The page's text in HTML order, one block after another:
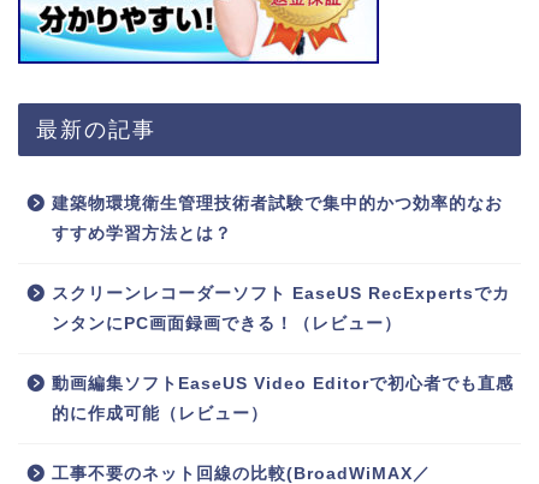
最新の記事
建築物環境衛生管理技術者試験で集中的かつ効率的なお
すすめ学習方法とは？
スクリーンレコーダーソフト EaseUS RecExpertsでカ
ンタンにPC画面録画できる！（レビュー）
動画編集ソフトEaseUS Video Editorで初心者でも直感
的に作成可能（レビュー）
工事不要のネット回線の比較(BroadWiMAX／